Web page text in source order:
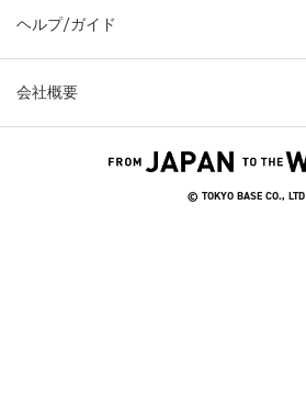
ヘルプ/ガイド
会社概要
© TOKYO BASE CO., LTD